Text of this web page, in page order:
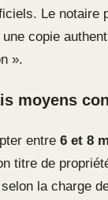
Le notaire
copie
».
moyens
entre 6 et 8
titre de
la charge